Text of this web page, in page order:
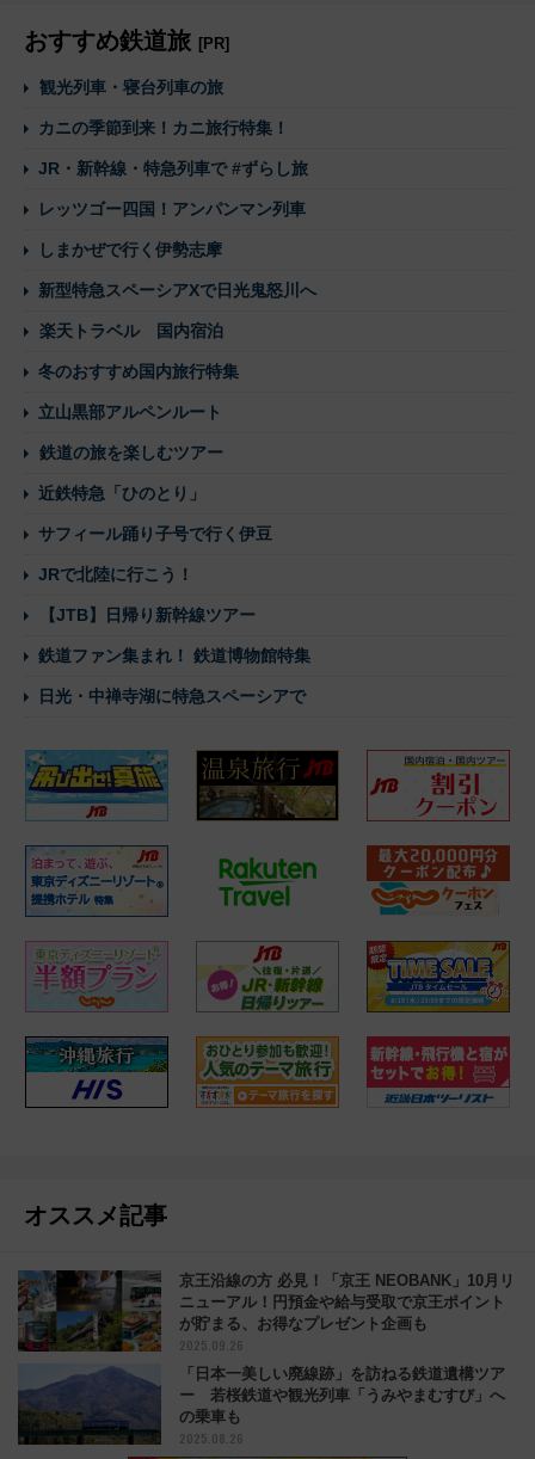
おすすめ鉄道旅 [PR]
観光列車・寝台列車の旅
カニの季節到来！カニ旅行特集！
JR・新幹線・特急列車で #ずらし旅
レッツゴー四国！アンパンマン列車
しまかぜで行く伊勢志摩
新型特急スペーシアXで日光鬼怒川へ
楽天トラベル 国内宿泊
冬のおすすめ国内旅行特集
立山黒部アルペンルート
鉄道の旅を楽しむツアー
近鉄特急「ひのとり」
サフィール踊り子号で行く伊豆
JRで北陸に行こう！
【JTB】日帰り新幹線ツアー
鉄道ファン集まれ！ 鉄道博物館特集
日光・中禅寺湖に特急スペーシアで
オススメ記事
京王沿線の方 必見！「京王 NEOBANK」10月リ
ニューアル！円預金や給与受取で京王ポイント
が貯まる、お得なプレゼント企画も
2025.09.26
「日本一美しい廃線跡」を訪ねる鉄道遺構ツア
ー 若桜鉄道や観光列車「うみやまむすび」へ
の乗車も
2025.08.26